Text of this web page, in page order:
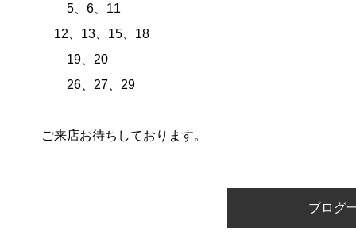
5、6、11
12、13、15、18
19、20
26、27、29
ご来店お待ちしております。
ブログ